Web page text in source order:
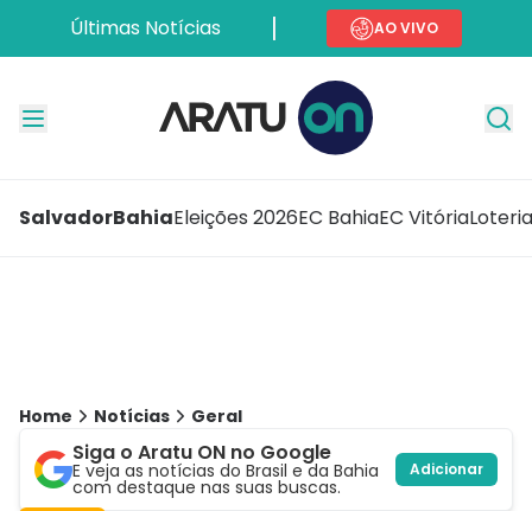
Últimas Notícias AO VIVO
SalvadorBahiaEleições 2026EC BahiaEC Vitória
Home Notícias Geral
Siga o Aratu ON no Google
E veja as notícias do Brasil e da Bahia
com destaque nas suas buscas.
Adicionar